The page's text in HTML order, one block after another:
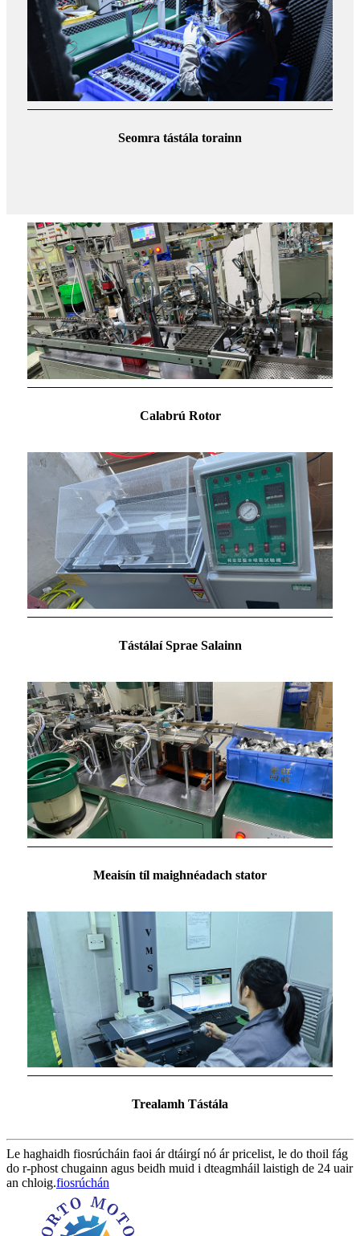
Seomra tástála torainn
Calabrú Rotor
Tástálaí Sprae Salainn
Meaisín tíl maighnéadach stator
Trealamh Tástála
Le haghaidh fiosrúcháin faoi ár dtáirgí nó ár pricelist, le do thoil fág
do r-phost chugainn agus beidh muid i dteagmháil laistigh de 24 uair
an chloig.fiosrúchán